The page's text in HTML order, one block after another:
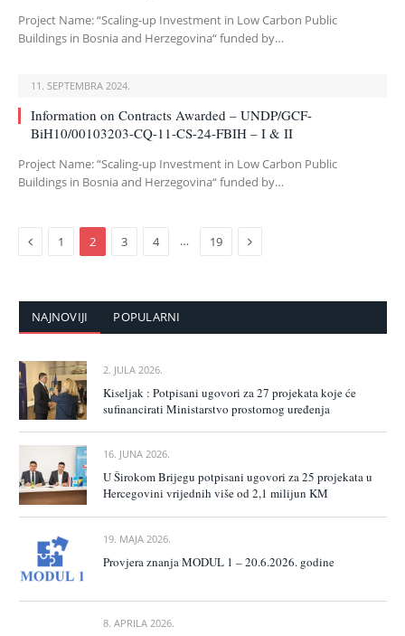
Project Name: “Scaling-up Investment in Low Carbon Public
Buildings in Bosnia and Herzegovina“ funded by…
11. SEPTEMBRA 2024.
Information on Contracts Awarded – UNDP/GCF-
BiH10/00103203-CQ-11-CS-24-FBIH – I & II
Project Name: “Scaling-up Investment in Low Carbon Public
Buildings in Bosnia and Herzegovina“ funded by…
Previous
1 2 3 4 … 19 Next
NAJNOVIJI POPULARNI
2. JULA 2026.
Kiseljak : Potpisani ugovori za 27 projekata koje će
sufinancirati Ministarstvo prostornog uređenja
16. JUNA 2026.
U Širokom Brijegu potpisani ugovori za 25 projekata u
Hercegovini vrijednih više od 2,1 milijun KM
19. MAJA 2026.
Provjera znanja MODUL 1 – 20.6.2026. godine
8. APRILA 2026.